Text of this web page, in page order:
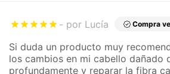
por Lucía Compra
Si duda un producto muy
los cambios en mi cabello dañado
profundamente y reparar la fibra